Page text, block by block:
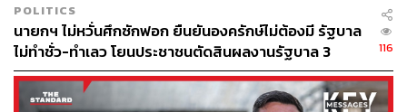
POLITICS
นายกฯ ไม่หวั่นศึกซักฟอก ยืนยันองครักษ์ไม่ต้องมี รัฐบาล
ไม่ทำชั่ว-ทำเลว โยนประชาชนตัดสินผลงานรัฐบาล 3
เดือน
116